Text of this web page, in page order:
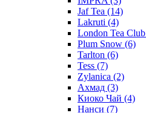
Jaf Tea (14)
Lakruti (4)
London Tea Club
Plum Snow (6)
Tarlton (6)
Tess (7)
Zylanica (2)
Ахмад (3)
Киоко Чай (4)
Нанси (7)